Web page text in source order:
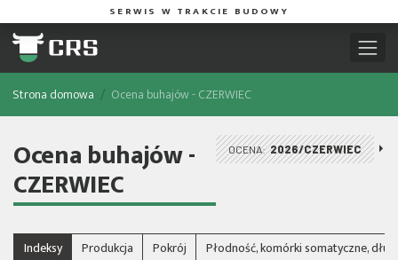
SERWIS W TRAKCIE BUDOWY
Strona domowa Ocena buhajów - CZERWIEC
Ocena buhajów -
CZERWIEC
OCENA: 2026/CZERWIEC
Indeksy Produkcja Pokrój Płodność, komórki somatyczne,